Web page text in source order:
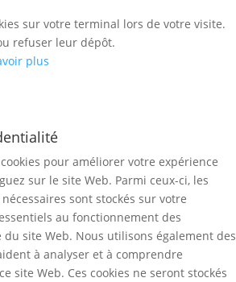
sur votre terminal lors de votre visite.
refuser leur dépôt.
plus
pour améliorer votre expérience
sur le site Web. Parmi ceux-ci, les
sont stockés sur votre
au fonctionnement des
site Web. Nous utilisons également des
à analyser et à comprendre
site Web. Ces cookies ne seront stockés